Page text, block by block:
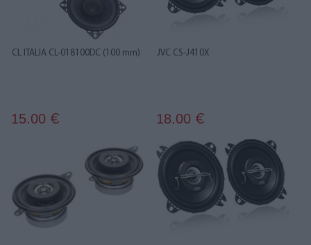
CL ITALIA CL-018100DC (100 mm)
15.00 €
JVC CS-J410X
18.00 €